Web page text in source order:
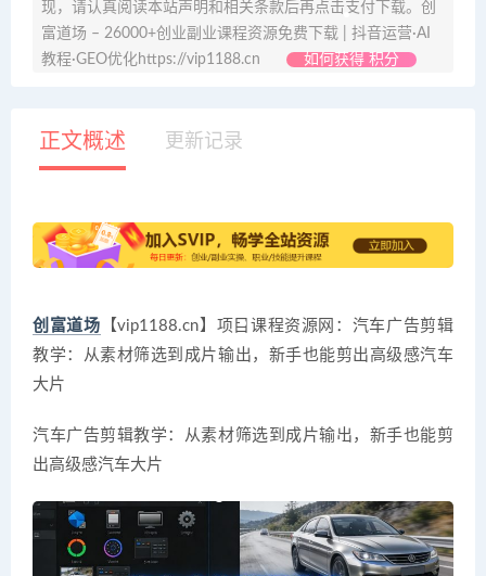
现，请认真阅读本站声明和相关条款后再点击支付下载。创
富道场 – 26000+创业副业课程资源免费下载 | 抖音运营·AI
教程·GEO优化https://vip1188.cn
如何获得 积分
正文概述 更新记录
创富道场 【vip1188.cn】项目课程资源网：汽车广告剪辑
教学：从素材筛选到成片输出，新手也能剪出高级感汽车
大片
汽车广告剪辑教学：从素材筛选到成片输出，新手也能剪
出高级感汽车大片